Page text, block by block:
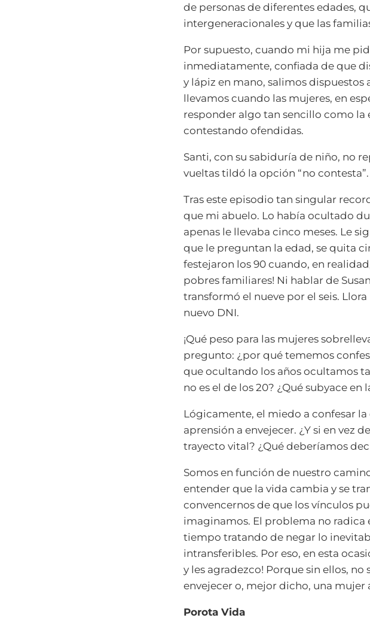
de personas de diferentes edades,
intergeneracionales y que las
Por supuesto, cuando mi hija me
inmediatamente, confiada de que
y lápiz en mano, salimos dispuestos
llevamos cuando las mujeres, en
responder algo tan sencillo como
contestando ofendidas.
Santi, con su sabiduría de niño, no
vueltas tildó la opción “no contesta”.
Tras este episodio tan singular
que mi abuelo. Lo había ocultado
apenas le llevaba cinco meses. Le
que le preguntan la edad, se quita
festejaron los 90 cuando, en
pobres familiares! Ni hablar de
transformó el nueve por el seis.
nuevo DNI.
¡Qué peso para las mujeres
pregunto: ¿por qué tememos
que ocultando los años ocultamos
no es el de los 20? ¿Qué subyace
Lógicamente, el miedo a confesar
aprensión a envejecer. ¿Y si en vez
trayecto vital? ¿Qué deberíamos
Somos en función de nuestro
entender que la vida cambia y se
convencernos de que los vínculos
imaginamos. El problema no radica
tiempo tratando de negar lo
intransferibles. Por eso, en esta
y les agradezco! Porque sin ellos,
envejecer o, mejor dicho, una
Porota Vida